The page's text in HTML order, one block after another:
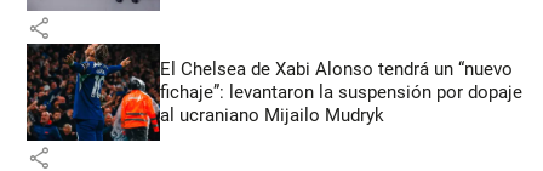
share
El Chelsea de Xabi Alonso tendrá un “nuevo
fichaje”: levantaron la suspensión por dopaje
al ucraniano Mijailo Mudryk
share